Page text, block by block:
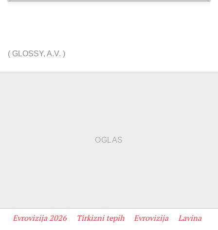
( GLOSSY, A.V. )
Evrovizija 2026 Tirkizni tepih Evrovizija
Lavina